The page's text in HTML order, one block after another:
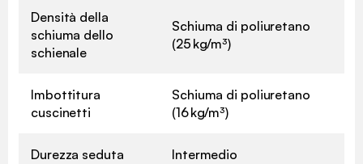
Densità della
schiuma dello
schienale
Schiuma di poliuretano
(25 kg/m³)
Imbottitura
cuscinetti
Schiuma di poliuretano
(16 kg/m³)
Durezza seduta Intermedio